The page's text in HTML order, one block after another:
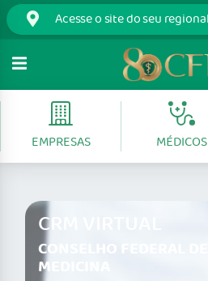
EMPRESAS MÉDICOS
CRM VIRTUAL
CONSELHO FEDERAL DE
MEDICINA